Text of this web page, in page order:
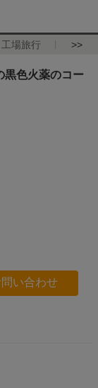
工場旅行 >>
黒色火薬のコー
問い合わせ